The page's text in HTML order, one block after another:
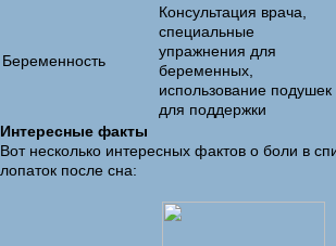
Беременность
Консультация врача,
специальные
упражнения для
беременных,
использование подушек
для поддержки
Интересные факты
Вот несколько интересных фактов о боли в
лопаток после сна: